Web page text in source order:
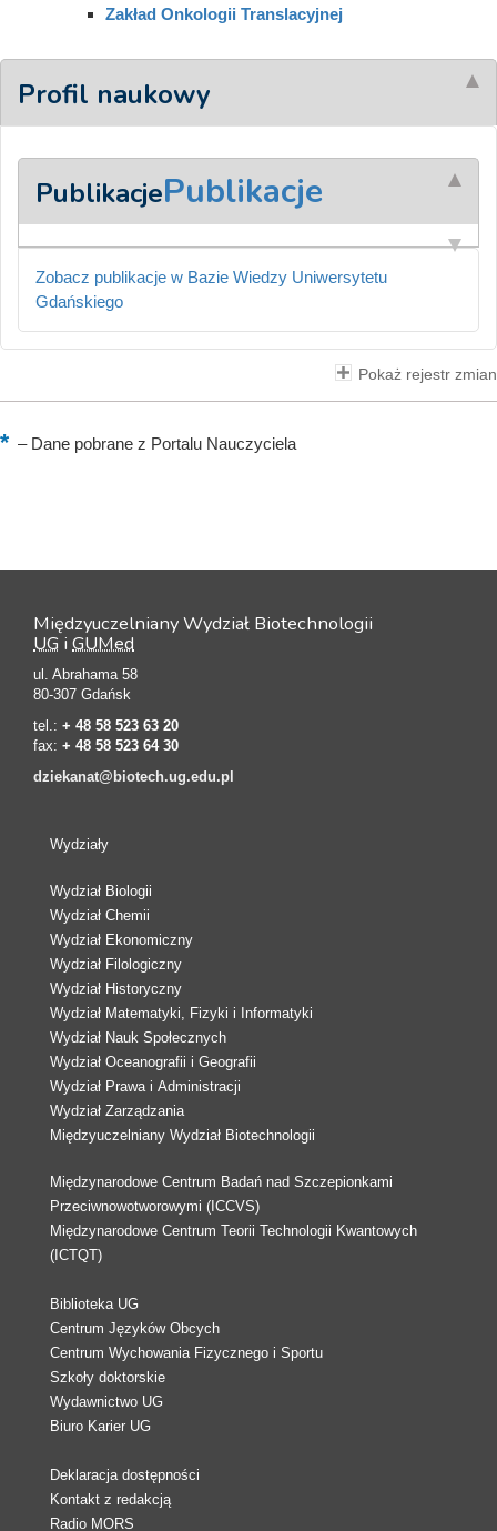
Zakład Onkologii Translacyjnej
Profil naukowy
PublikacjePublikacje
Zobacz publikacje w Bazie Wiedzy Uniwersytetu
Gdańskiego
Pokaż rejestr zmian
–Dane pobrane z Portalu Nauczyciela
Międzyuczelniany Wydział Biotechnologii
UG i GUMed
ul. Abrahama 58
80-307 Gdańsk
tel.: + 48 58 523 63 20
fax: + 48 58 523 64 30
dziekanat@biotech.ug.edu.pl
Wydziały
Wydział Biologii
Wydział Chemii
Wydział Ekonomiczny
Wydział Filologiczny
Wydział Historyczny
Wydział Matematyki, Fizyki i Informatyki
Wydział Nauk Społecznych
Wydział Oceanografii i Geografii
Wydział Prawa i Administracji
Wydział Zarządzania
Międzyuczelniany Wydział Biotechnologii
Międzynarodowe Centrum Badań nad Szczepionkami
Przeciwnowotworowymi (ICCVS)
Międzynarodowe Centrum Teorii Technologii Kwantowych
(ICTQT)
Biblioteka UG
Centrum Języków Obcych
Centrum Wychowania Fizycznego i Sportu
Szkoły doktorskie
Wydawnictwo UG
Biuro Karier UG
Deklaracja dostępności
Kontakt z redakcją
Radio MORS